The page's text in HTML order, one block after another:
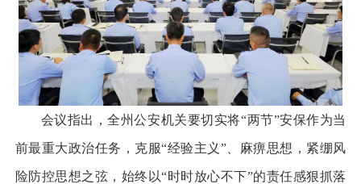
会议指出，全州公安机关要切实将“两节”安保作为当
前最重大政治任务，克服“经验主义”、麻痹思想，紧绷风
险防控思想之弦，始终以“时时放心不下”的责任感狠抓落